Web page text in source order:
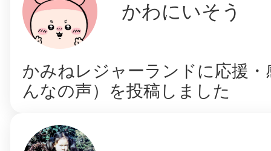
かわにいそう
かみねレジャーランドに応援
んなの声）を投稿しました